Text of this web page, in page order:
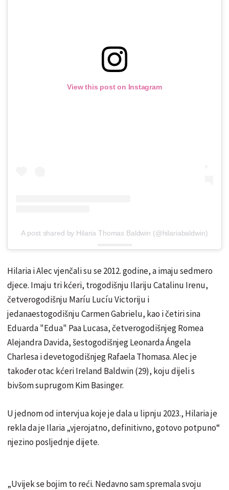
View this post on Instagram
A post shared by Hilaria Thomas Baldwin (@hilariabaldwin)
Hilaria i Alec vjenčali su se 2012. godine, a imaju sedmero
djece. Imaju tri kćeri, trogodišnju Ilariju Catalinu Irenu,
četverogodišnju Maríu Lucíu Victoriju i
jedanaestogodišnju Carmen Gabrielu, kao i četiri sina
Eduarda "Edua" Paa Lucasa, četverogodišnjeg Romea
Alejandra Davida, šestogodišnjeg Leonarda Ángela
Charlesa i devetogodišnjeg Rafaela Thomasa. Alec je
također otac kćeri Ireland Baldwin (29), koju dijeli s
bivšom suprugom Kim Basinger.
U jednom od intervjua koje je dala u lipnju 2023., Hilaria je
rekla da je Ilaria „vjerojatno, definitivno, gotovo potpuno“
njezino posljednje dijete.
„Uvijek se bojim to reći. Nedavno sam spremala svoju